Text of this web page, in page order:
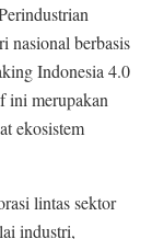
nasional berbasis
Indonesia 4.0
ini merupakan
ekosistem
lintas sektor
industri,